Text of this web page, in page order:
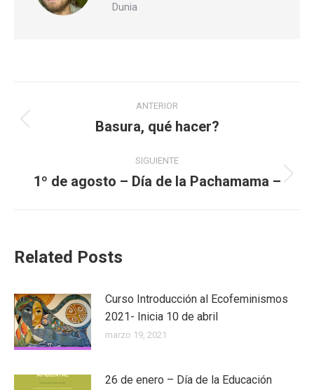
Dunia
Navegación
entre
publicaciones
ANTERIOR
Publicación
Basura, qué hacer?
SIGUIENTE
Publicación
1º de agosto – Día de la Pachamama –
Related Posts
Curso Introducción al Ecofeminismos
2021- Inicia 10 de abril
marzo 19, 2021
26 de enero – Día de la Educación